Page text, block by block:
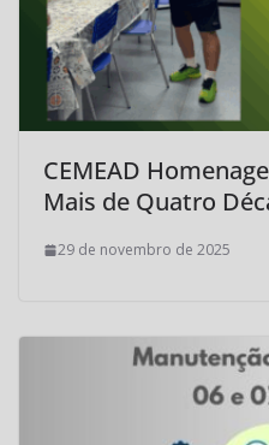
CEMEAD
Mais de Quatro
29 de novembro de 2025